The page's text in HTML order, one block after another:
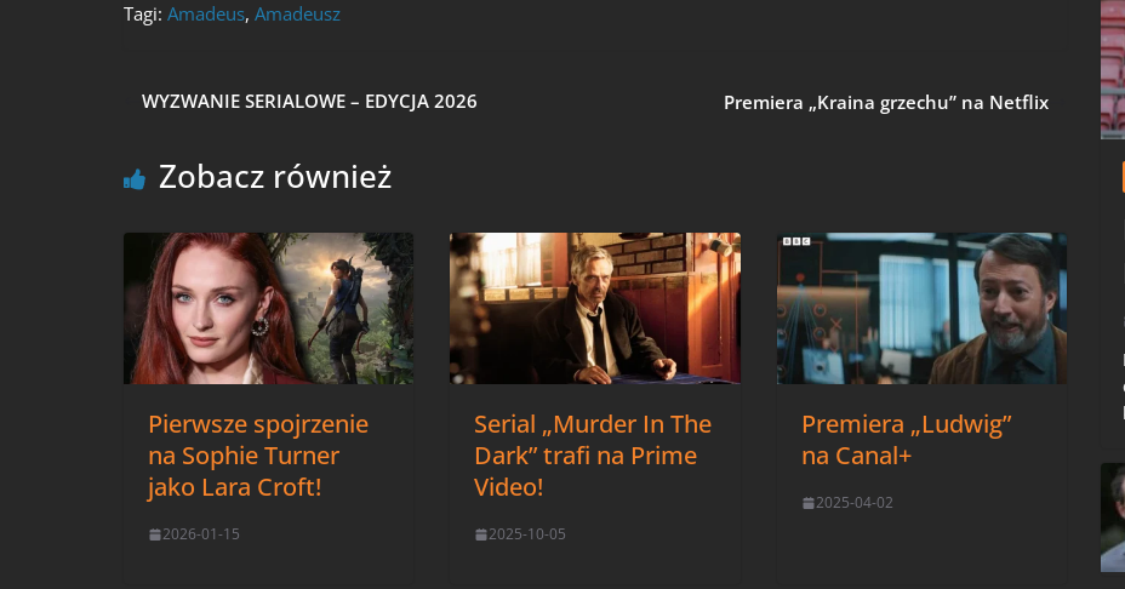
Tagi: Amadeus, Amadeusz
WYZWANIE SERIALOWE – EDYCJA 2026 Premiera „Kraina grzechu” na Netflix
Zobacz również
Pierwsze spojrzenie
na Sophie Turner
jako Lara Croft!
2026-01-15
Serial „Murder In The
Dark” trafi na Prime
Video!
2025-10-05
Premiera „Ludwig”
na Canal+
2025-04-02